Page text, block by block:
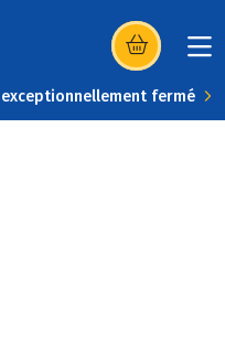
(s’ouvre dans
fermé